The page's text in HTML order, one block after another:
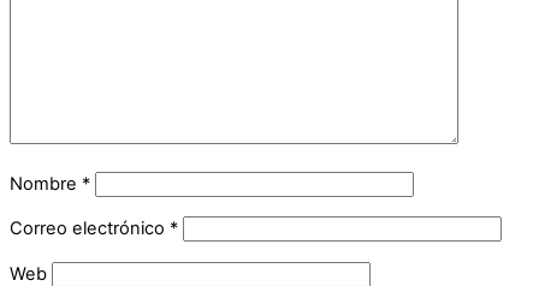
Nombre *
Correo electrónico *
Web